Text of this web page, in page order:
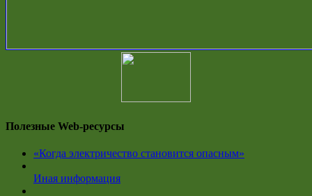
Полезные Web-ресурсы
«Когда электричество становится опасным»
Иная информация